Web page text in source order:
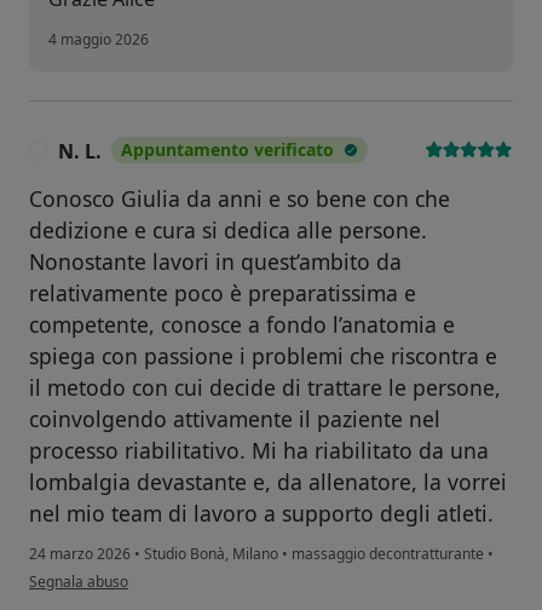
4 maggio 2026
N. L. Appuntamento verificato
Conosco Giulia da anni e so bene con che
dedizione e cura si dedica alle persone.
Nonostante lavori in quest’ambito da
relativamente poco è preparatissima e
competente, conosce a fondo l’anatomia e
spiega con passione i problemi che riscontra e
il metodo con cui decide di trattare le persone,
coinvolgendo attivamente il paziente nel
processo riabilitativo. Mi ha riabilitato da una
lombalgia devastante e, da allenatore, la vorrei
nel mio team di lavoro a supporto degli atleti.
24 marzo 2026 • Studio Bonà, Milano • massaggio decontratturante •
secondo l'opinione dell'utente N. L.
Segnala abuso